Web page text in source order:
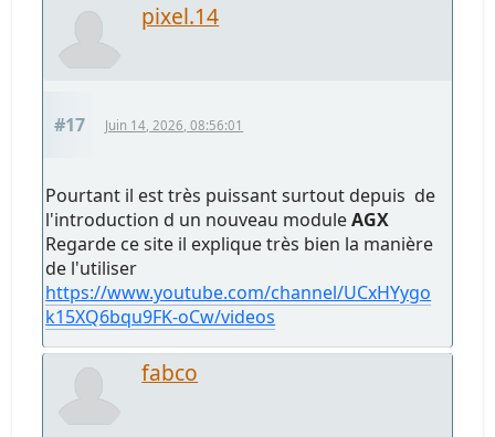
pixel.14
#17 Juin 14, 2026, 08:56:01
Pourtant il est très puissant surtout depuis de
l'introduction d un nouveau moduleAGX
Regarde ce site il explique très bien la manière
de l'utiliser
https://www.youtube.com/channel/UCxHYygo
k15XQ6bqu9FK-oCw/videos
fabco